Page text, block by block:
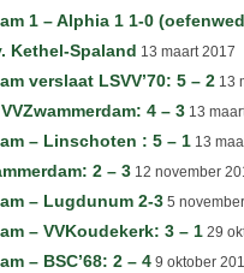
1 – Alphia 1 1-0
Kethel-Spaland 13 maart 2017
verslaat LSVV’70: 5 – 2 13
4 – 3 13
– Linschoten : 5 – 1 13
2 – 3 12 november
– Lugdunum 2-3 5
– VVKoudekerk: 3 – 1 29
– BSC’68: 2 – 4 9 oktober